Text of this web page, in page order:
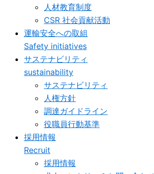
人材教育制度
CSR 社会貢献活動
運輸安全への取組
Safety initiatives
サステナビリティ
sustainability
サステナビリティ
人権方針
調達ガイドライン
役職員行動基準
採用情報
Recruit
採用情報